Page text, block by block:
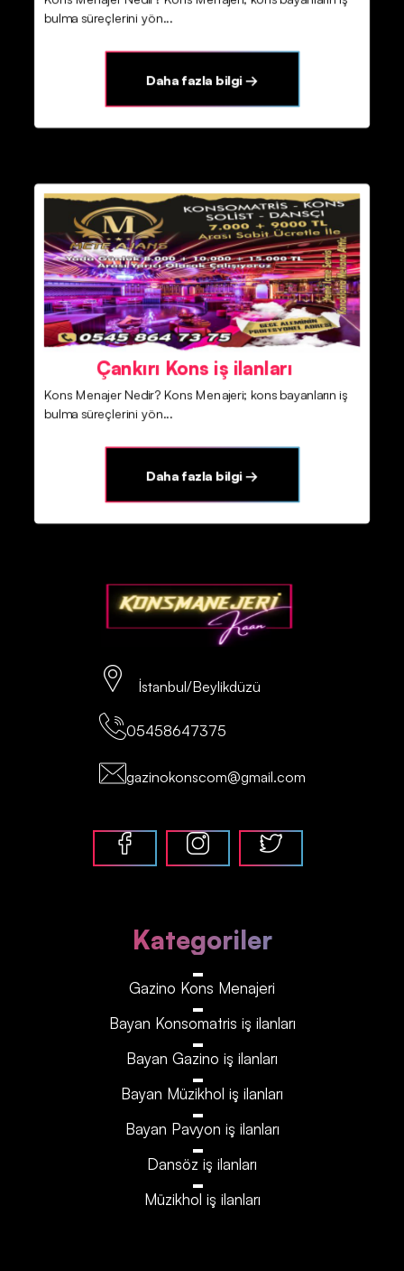
bulma süreçlerini yön...
Daha fazla bilgi →
Çankırı Kons iş ilanları
Kons Menajer Nedir? Kons Menajeri; kons bayanların iş
bulma süreçlerini yön...
Daha fazla bilgi →
İstanbul/Beylikdüzü
05458647375
gazinokonscom@gmail.com
Kategoriler
Gazino Kons Menajeri
Bayan Konsomatris iş ilanları
Bayan Gazino iş ilanları
Bayan Müzikhol iş ilanları
Bayan Pavyon iş ilanları
Dansöz iş ilanları
Müzikhol iş ilanları